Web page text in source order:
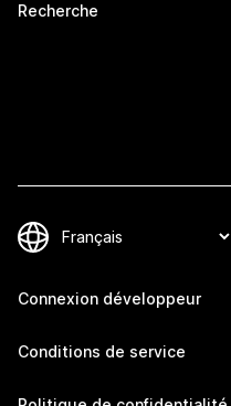
Recherche
Connexion développeur
Conditions de service